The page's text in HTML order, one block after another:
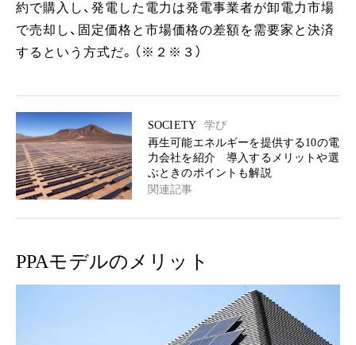
約で購入し、発電した電力は発電事業者が卸電力市場
で売却し、固定価格と市場価格の差額を需要家と決済
するという方式だ。（※２※３）
SOCIETY
学び
再生可能エネルギーを提供する10の電
力会社を紹介 導入するメリットや選
ぶときのポイントも解説
関連記事
PPAモデルのメリット